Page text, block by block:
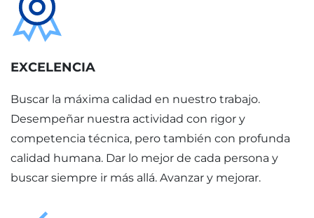
EXCELENCIA
Buscar la máxima calidad en nuestro trabajo.
Desempeñar nuestra actividad con rigor y
competencia técnica, pero también con profunda
calidad humana. Dar lo mejor de cada persona y
buscar siempre ir más allá. Avanzar y mejorar.